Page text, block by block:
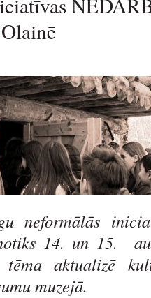
neformālās
14. un 15.
tēma aktualizē
muzejā.